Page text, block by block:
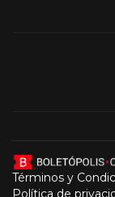
Términos y